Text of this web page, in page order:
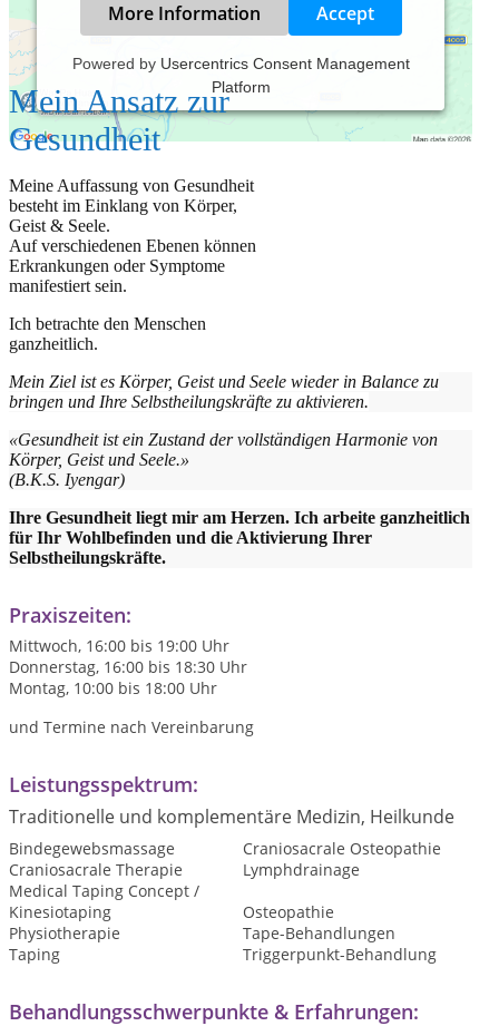
More Information Accept
Powered by Usercentrics Consent Management
Platform
Mein Ansatz zur
Gesundheit
Meine Auffassung von Gesundheit
besteht im Einklang von Körper,
Geist & Seele.
Auf verschiedenen Ebenen können
Erkrankungen oder Symptome
manifestiert sein.
Ich betrachte den Menschen
ganzheitlich.
Mein Ziel ist es Körper, Geist und Seele wieder in Balance zu
bringen und Ihre Selbstheilungskräfte zu aktivieren.
«Gesundheit ist ein Zustand der vollständigen Harmonie von
Körper, Geist und Seele.»
(B.K.S. Iyengar)
Ihre Gesundheit liegt mir am Herzen. Ich arbeite ganzheitlich
für Ihr Wohlbefinden und die Aktivierung Ihrer
Selbstheilungskräfte.
Praxiszeiten:
Mittwoch, 16:00 bis 19:00 Uhr
Donnerstag, 16:00 bis 18:30 Uhr
Montag, 10:00 bis 18:00 Uhr
und Termine nach Vereinbarung
Leistungsspektrum:
Traditionelle und komplementäre Medizin, Heilkunde
Bindegewebsmassage
Craniosacrale Osteopathie
Craniosacrale Therapie
Lymphdrainage
Medical Taping Concept /
Kinesiotaping
Osteopathie
Physiotherapie
Tape-Behandlungen
Taping
Triggerpunkt-Behandlung
Behandlungsschwerpunkte & Erfahrungen: